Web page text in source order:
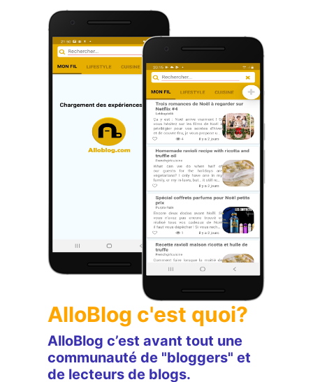
AlloBlog c'est quoi?
AlloBlog c’est avant tout une
communauté de "bloggers" et
de lecteurs de blogs.